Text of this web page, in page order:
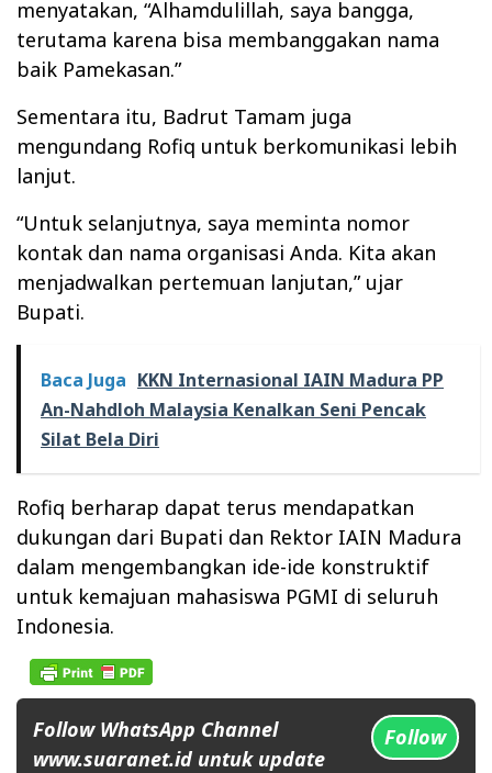
menyatakan, “Alhamdulillah, saya bangga,
terutama karena bisa membanggakan nama
baik Pamekasan.”
Sementara itu, Badrut Tamam juga
mengundang Rofiq untuk berkomunikasi lebih
lanjut.
“Untuk selanjutnya, saya meminta nomor
kontak dan nama organisasi Anda. Kita akan
menjadwalkan pertemuan lanjutan,” ujar
Bupati.
Baca Juga KKN Internasional IAIN Madura PP
An-Nahdloh Malaysia Kenalkan Seni Pencak
Silat Bela Diri
Rofiq berharap dapat terus mendapatkan
dukungan dari Bupati dan Rektor IAIN Madura
dalam mengembangkan ide-ide konstruktif
untuk kemajuan mahasiswa PGMI di seluruh
Indonesia.
Follow WhatsApp Channel
www.suaranet.id untuk update
Follow